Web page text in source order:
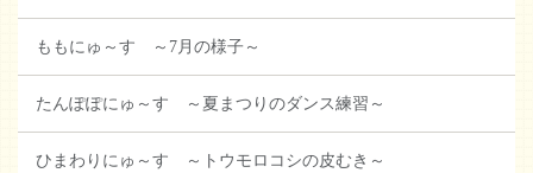
ももにゅ～す ～7月の様子～
たんぽぽにゅ～す ～夏まつりのダンス練習～
ひまわりにゅ～す ～トウモロコシの皮むき～